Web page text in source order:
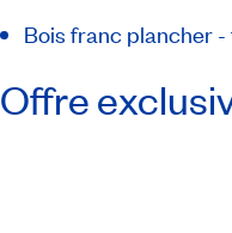
Bois franc plancher -
Offre